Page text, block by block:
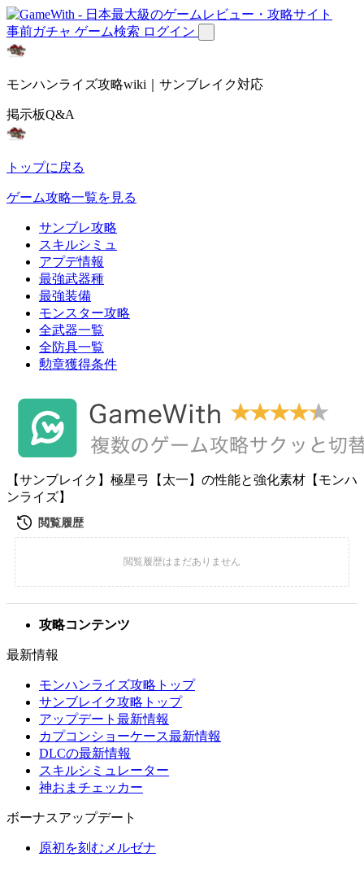
事前ガチャ ゲーム検索 ログイン
モンハンライズ攻略wiki｜サンブレイク対応
掲示板Q&A
トップに戻る
ゲーム攻略一覧を見る
サンブレ攻略
スキルシミュ
アプデ情報
最強武器種
最強装備
モンスター攻略
全武器一覧
全防具一覧
勲章獲得条件
【サンブレイク】極星弓【太一】の性能と強化素材【モンハ
ンライズ】
攻略コンテンツ
最新情報
モンハンライズ攻略トップ
サンブレイク攻略トップ
アップデート最新情報
カプコンショーケース最新情報
DLCの最新情報
スキルシミュレーター
神おまチェッカー
ボーナスアップデート
原初を刻むメルゼナ